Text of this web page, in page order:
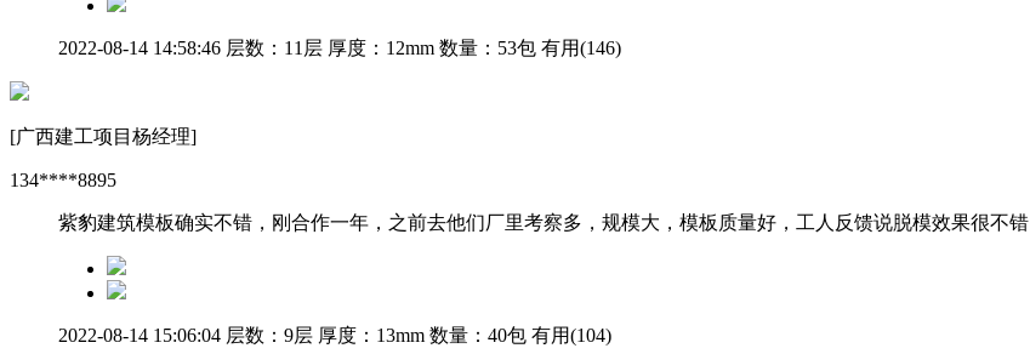
2022-08-14 14:58:46 层数：11层 厚度：12mm 数量：53包 有用(146)
[广西建工项目杨经理]
134****8895
紫豹建筑模板确实不错，刚合作一年，之前去他们厂里考察多，规模大，模板质量好，工人反馈说脱模效果很不错
2022-08-14 15:06:04 层数：9层 厚度：13mm 数量：40包 有用(104)